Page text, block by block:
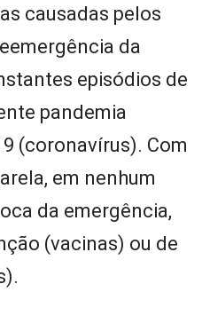
causadas pelos
da
episódios de
pandemia
(coronavírus). Com
em nenhum
da emergência,
(vacinas) ou de